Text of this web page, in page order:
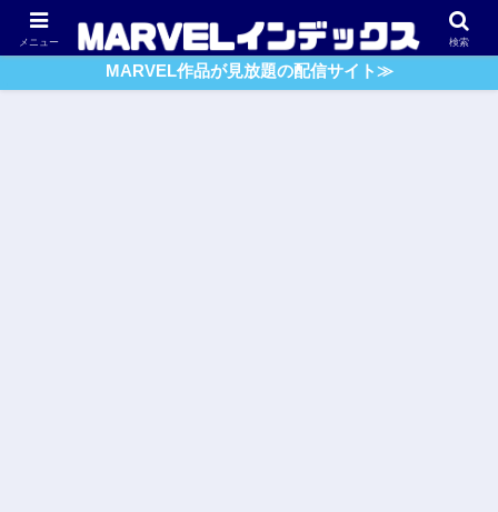
アベンジャーズ スパイダーマン ガーディアンズ・O・G
MARVEL作品が見放題の配信サイト≫
メニュー 検索